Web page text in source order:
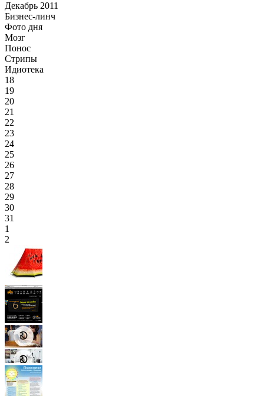
Декабрь 2011
Бизнес-линч
Фото дня
Мозг
Понос
Стрипы
Идиотека
18
19
20
21
22
23
24
25
26
27
28
29
30
31
1
2